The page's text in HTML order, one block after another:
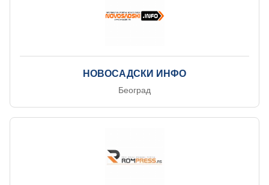
НОВОСАДСКИ ИНФО
Београд